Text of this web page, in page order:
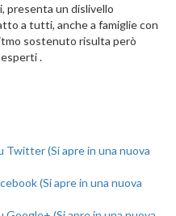
presenta un dislivello
a tutti, anche a famiglie con
sostenuto risulta però
.
Twitter (Si apre in una nuova
(Si apre in una nuova